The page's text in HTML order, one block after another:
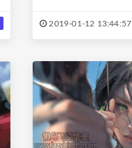
2019-01-12 13:44:57